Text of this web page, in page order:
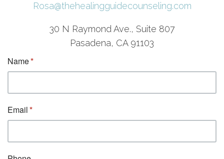
Rosa@thehealingguidecounseling.com
30 N Raymond Ave., Suite 807
Pasadena, CA 91103